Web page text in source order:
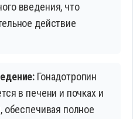
введения, что
действие
Гонадотропин
в печени и почках и
обеспечивая полное